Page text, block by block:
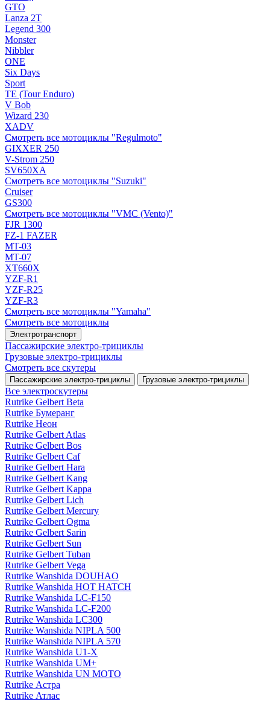
GTO
Lanza 2T
Legend 300
Monster
Nibbler
ONE
Six Days
Sport
TE (Tour Enduro)
V Bob
Wizard 230
XADV
Смотреть все мотоциклы "Regulmoto"
GIXXER 250
V-Strom 250
SV650XA
Смотреть все мотоциклы "Suzuki"
Cruiser
GS300
Смотреть все мотоциклы "VMC (Vento)"
FJR 1300
FZ-1 FAZER
MT-03
MT-07
XT660X
YZF-R1
YZF-R25
YZF-R3
Смотреть все мотоциклы "Yamaha"
Смотреть все мотоциклы
Электротранспорт
Пассажирские электро‑трициклы
Грузовые электро‑трициклы
Смотреть все скутеры
Пассажирские электро‑трициклы Грузовые электро‑трициклы
Все электро­скутеры
Rutrike Gelbert Beta
Rutrike Бумеранг
Rutrike Неон
Rutrike Gelbert Atlas
Rutrike Gelbert Bos
Rutrike Gelbert Caf
Rutrike Gelbert Hara
Rutrike Gelbert Kang
Rutrike Gelbert Kappa
Rutrike Gelbert Lich
Rutrike Gelbert Mercury
Rutrike Gelbert Ogma
Rutrike Gelbert Sarin
Rutrike Gelbert Sun
Rutrike Gelbert Tuban
Rutrike Gelbert Vega
Rutrike Wanshida DOUHAO
Rutrike Wanshida HOT HATCH
Rutrike Wanshida LC-F150
Rutrike Wanshida LC-F200
Rutrike Wanshida LC300
Rutrike Wanshida NIPLA 500
Rutrike Wanshida NIPLA 570
Rutrike Wanshida U1-X
Rutrike Wanshida UM+
Rutrike Wanshida UN MOTO
Rutrike Астра
Rutrike Атлас